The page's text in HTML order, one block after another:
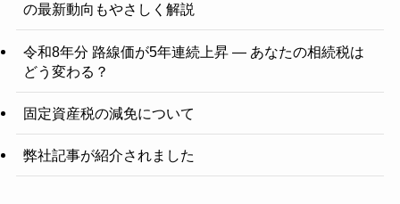
の最新動向もやさしく解説
令和8年分 路線価が5年連続上昇 ― あなたの相続税は
どう変わる？
固定資産税の減免について
弊社記事が紹介されました